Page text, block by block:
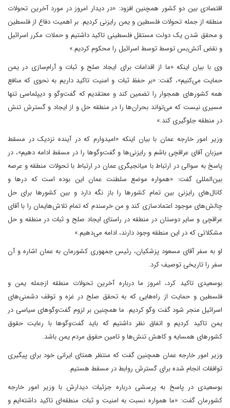
اقتصادی بین دو کشور همچنین افزود: «در دیدار امروز در مورد آخرین تحولات
منطقه از جمله تحولات فلسطین و یمن رایزنی کردیم. بر اهمیت دفاع از فلسطین
و محقق شدن یک دولت مستقل فلسطینی تاکید داشتیم و حملات مکرر اسرائیل
و نقض آتش‌بس توسط توسط اسرائیل را محکوم کردیم.»
وی با بیان اینکه «ما از اقدامات برای ایجاد صلح و ثبات و آرام‌سازی در یمن
حمایت می‌کنیم»، گفت: «بر حفظ ثبات و امنیت تاکید داریم به نحوی که منافع
همه کشورهای همجوار را تضمین کند و معتقدیم که گفت‌وگو و دیپلماسی تنها
مسیری نیست که می‌تواند بحران‌ها را در منطقه حل و از ایجاد و گسترش تنش
در منطقه جلوگیری کند.»
وزیر امور خارجه عمان با بیان اینکه «امیدوارم که در آینده نزدیک در مسقط
میزبان آقای عراقچی باشم و رایزنی‌ها و گفت‌وگوها را در مسقط ادامه دهیم»، در
پاسخ به سوالی در ارتباط با میانجیگری عمان در ارتباط با تحولات منطقه و عرصه
بین‌المللی گفت: «همواره موضع سلطنت عمان این بوده است که درها و
کانال‌های رایزنی بین تمام کشورها را باز نگه دارد و بین کشورها برای حل
چالش‌های موجود اعتمادسازی کند و من خرسندم که تمام تلاش‌هایمان را با آقای
عراقچی و سایر دوستان در منطقه در راستای ایجاد صلح و ثبات در منطقه و حل
مشکلاتی که در این منطقه وجود دارند، ادامه می‌دهیم.»
او به سفر آقای مسعود پزشکیان، رئیس جمهوری کشورمان به عمان اشاره و آن
سفر را تاریخی توصیف کرد.
بوسعیدی تاکید کرد، امروز ما درباره آخرین تحولات منطقه ازجمله یمن و
فلسطین و حمایت از راه‌هایی که به تحقق صلح در غزه و توقف دشمنی‌های
اسرائیل منجر شود گفت وگو کردیم. ما همچنین بر لزوم گفت‌وگوهای سیاسی در
یمن تاکید کردیم و اتفاق نظر داشتیم که باید گفت‌وگوها با رعایت حقوق
کشورهای همسایه و کاهش تنش‌ها و تامین حقوق مردم یمن باشد.
وزیر امور خارجه عمان همچنین گفت که منتظر همتای ایرانی خود برای پیگیری
توافقات انجام شده برای گسترش روابط در مسقط هستیم.
بوسعیدی در پاسخ به پرسشی درباره جزئیات دیدارش با وزیر امور خارجه
کشورمان گفت: «ما همواره نسبت به امنیت و ثبات منطقه‌ای تاکید داشته‌ایم و